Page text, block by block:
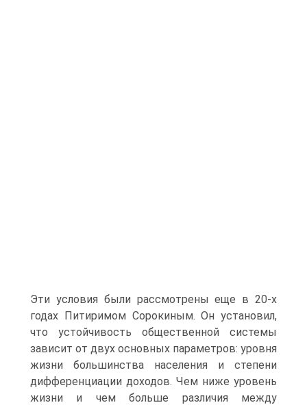
Эти условия были рассмотрены еще в 20-х
годах Питиримом Сорокиным. Он установил,
что устойчивость общественной системы
зависит от двух основных параметров: уровня
жизни большинства населения и степени
дифференциации доходов. Чем ниже уровень
жизни и чем больше различия между